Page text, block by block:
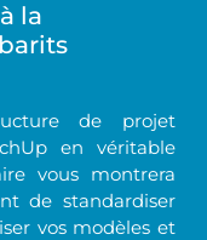
la
de projet
en véritable
vous montrera
de standardiser
vos modèles et